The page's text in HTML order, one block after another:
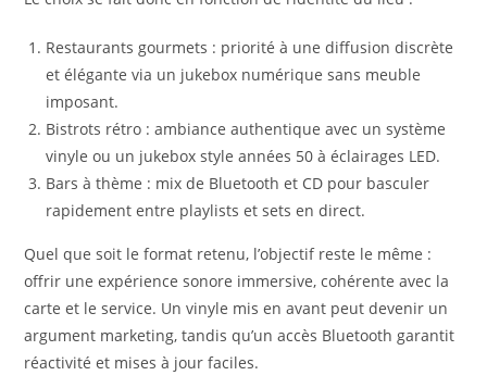
Restaurants gourmets : priorité à une diffusion discrète
et élégante via un jukebox numérique sans meuble
imposant.
Bistrots rétro : ambiance authentique avec un système
vinyle ou un jukebox style années 50 à éclairages LED.
Bars à thème : mix de Bluetooth et CD pour basculer
rapidement entre playlists et sets en direct.
Quel que soit le format retenu, l’objectif reste le même :
offrir une expérience sonore immersive, cohérente avec la
carte et le service. Un vinyle mis en avant peut devenir un
argument marketing, tandis qu’un accès Bluetooth garantit
réactivité et mises à jour faciles.